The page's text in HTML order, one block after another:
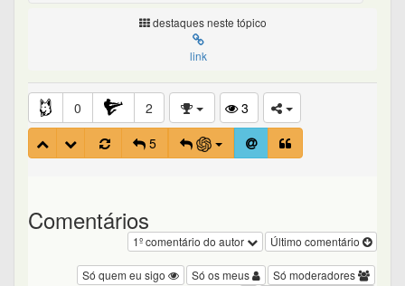
destaques neste tópico
link
0 2
3
5
Comentários
Último comentário
1º comentário do autor
Só moderadores
Só os meus
Só quem eu sigo